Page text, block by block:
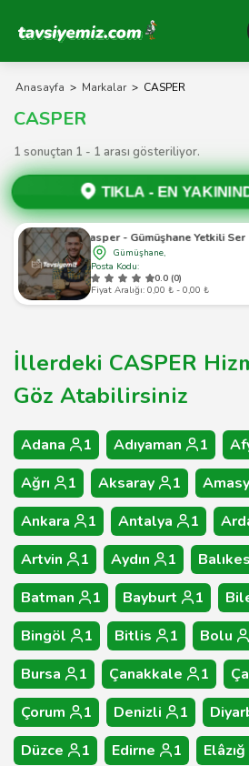
Tavsiyemiz Anasayfa
Anasayfa > Markalar > CASPER
CASPER
1 sonuçtan 1 - 1 arası gösteriliyor.
TIKLA - EN
Casper - Gümüşhane Yetkili Servis
Gümüşhane,
Posta Kodu:
0.0 (0)
Fiyat Aralığı: 0,00 ₺ - 0,00 ₺
İllerdeki CASPER
Göz Atabilirsiniz
Adana 1 Adıyaman 1
Ağrı
1 Aksaray 1
Ankara
1 Antalya 1
Artvin
1 Aydın 1
Batman
1 Bayburt 1
Bingöl
1 Bitlis 1 Bolu
Bursa
1 Çanakkale 1
Çorum
1 Denizli 1
Düzce
1 Edirne 1 Elâzığ